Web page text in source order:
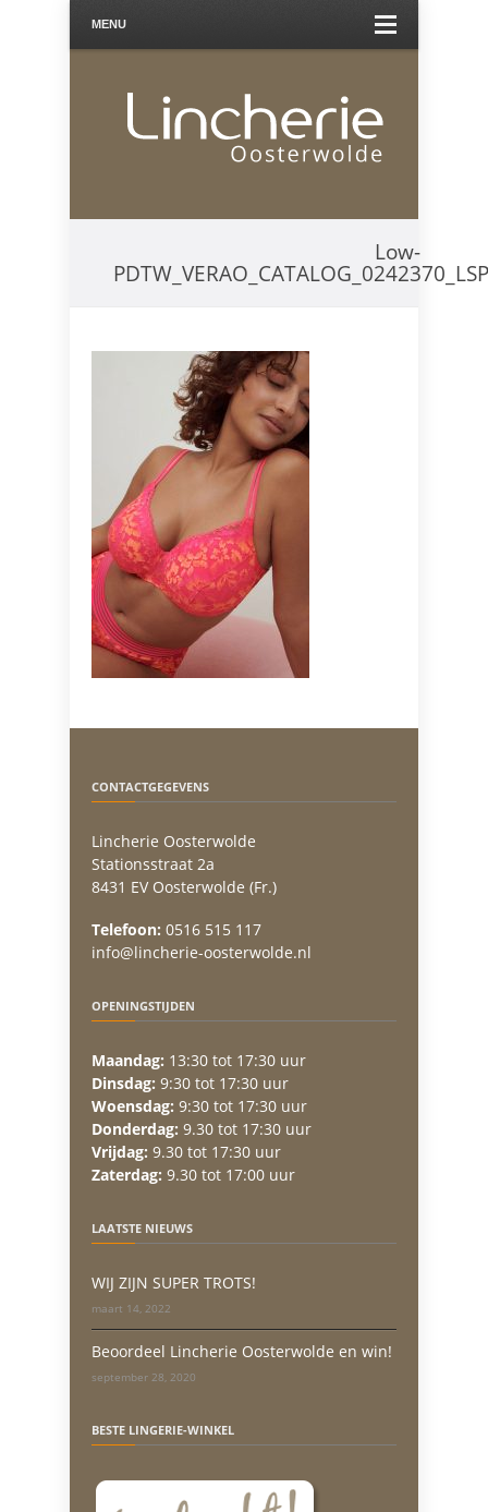
MENU
Low-
CONTACTGEGEVENS
Lincherie Oosterwolde
Stationsstraat 2a
8431 EV Oosterwolde (Fr.)
Telefoon: 0516 515 117
info@lincherie-oosterwolde.nl
OPENINGSTIJDEN
Maandag: 13:30 tot 17:30 uur
Dinsdag: 9:30 tot 17:30 uur
Woensdag: 9:30 tot 17:30 uur
Donderdag: 9.30 tot 17:30 uur
Vrijdag: 9.30 tot 17:30 uur
Zaterdag: 9.30 tot 17:00 uur
LAATSTE NIEUWS
WIJ ZIJN SUPER TROTS!
maart 14, 2022
Beoordeel Lincherie Oosterwolde en win!
september 28, 2020
BESTE LINGERIE-WINKEL